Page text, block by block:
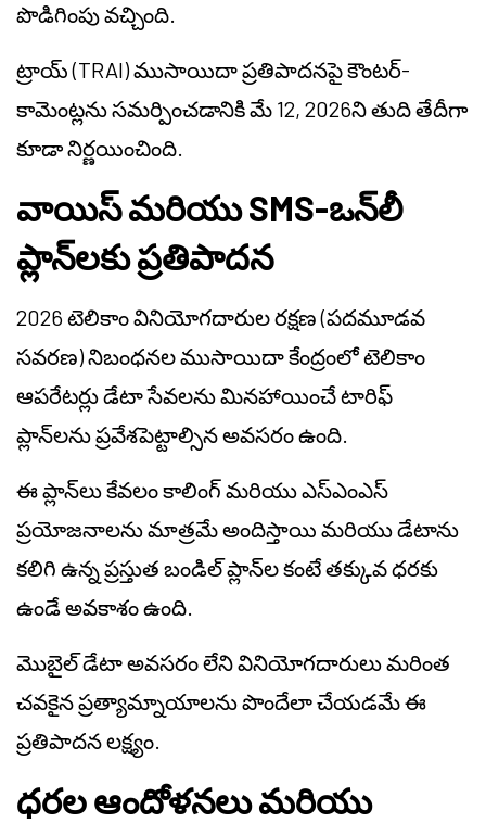
పొడిగింపు వచ్చింది.
ట్రాయ్ (TRAI) ముసాయిదా ప్రతిపాదనపై కౌంటర్-
కామెంట్లను సమర్పించడానికి మే 12, 2026ని తుది తేదీగా
కూడా నిర్ణయించింది.
వాయిస్ మరియు SMS-ఒన్‌లీ
ప్లాన్‌లకు ప్రతిపాదన
2026 టెలికాం వినియోగదారుల రక్షణ (పదమూడవ
సవరణ) నిబంధనల ముసాయిదా కేంద్రంలో టెలికాం
ఆపరేటర్లు డేటా సేవలను మినహాయించే టారిఫ్
ప్లాన్‌లను ప్రవేశపెట్టాల్సిన అవసరం ఉంది.
ఈ ప్లాన్‌లు కేవలం కాలింగ్ మరియు ఎస్ఎంఎస్
ప్రయోజనాలను మాత్రమే అందిస్తాయి మరియు డేటాను
కలిగి ఉన్న ప్రస్తుత బండిల్ ప్లాన్‌ల కంటే తక్కువ ధరకు
ఉండే అవకాశం ఉంది.
మొబైల్ డేటా అవసరం లేని వినియోగదారులు మరింత
చవకైన ప్రత్యామ్నాయాలను పొందేలా చేయడమే ఈ
ప్రతిపాదన లక్ష్యం.
ధరల ఆందోళనలు మరియు